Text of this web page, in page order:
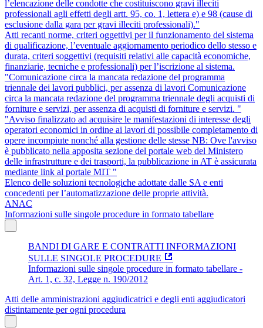
l’elencazione delle condotte che costituiscono gravi illeciti
professionali agli effetti degli artt. 95, co. 1, lettera e) e 98 (cause di
esclusione dalla gara per gravi illeciti professionali)."
Atti recanti norme, criteri oggettivi per il funzionamento del sistema
di qualificazione, l’eventuale aggiornamento periodico dello stesso e
durata, criteri soggettivi (requisiti relativi alle capacità economiche,
finanziarie, tecniche e professionali) per l’iscrizione al sistema.
"Comunicazione circa la mancata redazione del programma
triennale dei lavori pubblici, per assenza di lavori Comunicazione
circa la mancata redazione del programma triennale degli acquisti di
forniture e servizi, per assenza di acquisti di forniture e servizi. "
"Avviso finalizzato ad acquisire le manifestazioni di interesse degli
operatori economici in ordine ai lavori di possibile completamento di
opere incompiute nonché alla gestione delle stesse NB: Ove l'avviso
è pubblicato nella apposita sezione del portale web del Ministero
delle infrastrutture e dei trasporti, la pubblicazione in AT è assicurata
mediante link al portale MIT "
Elenco delle soluzioni tecnologiche adottate dalle SA e enti
concedenti per l’automatizzazione delle proprie attività.
ANAC
Informazioni sulle singole procedure in formato tabellare
BANDI DI GARE E CONTRATTI INFORMAZIONI
SULLE SINGOLE PROCEDURE
Informazioni sulle singole procedure in formato tabellare -
Art. 1, c. 32, Legge n. 190/2012
Atti delle amministrazioni aggiudicatrici e degli enti aggiudicatori
distintamente per ogni procedura